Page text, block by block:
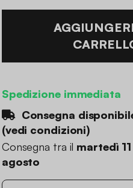
Spedizione immediata
Consegna
(vedi condizioni)
Consegna tra il martedì
agosto